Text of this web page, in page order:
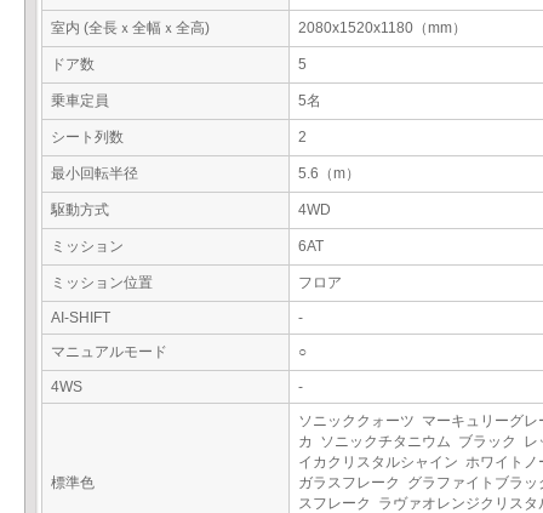
室内 (全長ｘ全幅ｘ全高) 2080x1520x1180（mm）
ドア数 5
乗車定員 5名
シート列数 2
最小回転半径 5.6（m）
駆動方式 4WD
ミッション 6AT
ミッション位置 フロア
AI-SHIFT
-
マニュアルモード
○
4WS -
標準色
ソニッククォーツ マーキュリーグレ
カ ソニックチタニウム ブラック レ
イカクリスタルシャイン ホワイトノ
ガラスフレーク グラファイトブラッ
スフレーク ラヴァオレンジクリスタ